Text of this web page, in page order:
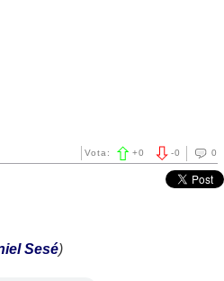
0
-0
Vota: +0
Sesé)